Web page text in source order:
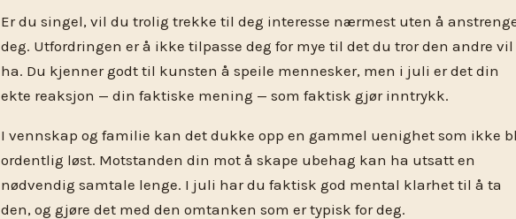
Er du singel, vil du trolig trekke til deg interesse nærmest uten å
deg. Utfordringen er å ikke tilpasse deg for mye til det du tror den andre vil
ha. Du kjenner godt til kunsten å speile mennesker, men i juli er det din
ekte reaksjon — din faktiske mening — som faktisk gjør inntrykk.
I vennskap og familie kan det dukke opp en gammel uenighet som ikke
ordentlig løst. Motstanden din mot å skape ubehag kan ha utsatt en
nødvendig samtale lenge. I juli har du faktisk god mental klarhet til å ta
den, og gjøre det med den omtanken som er typisk for deg.